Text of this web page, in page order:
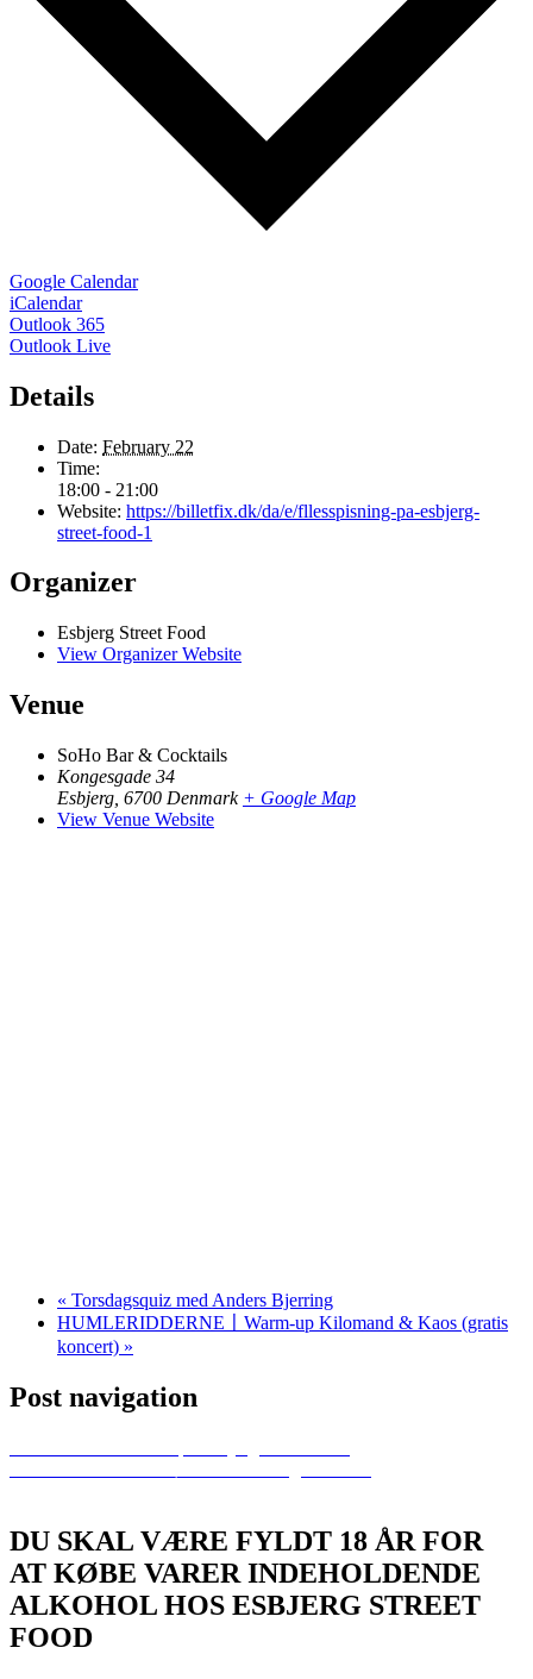
Google Calendar
iCalendar
Outlook 365
Outlook Live
Details
Date: February 22
Time:
18:00 - 21:00
Website: https://billetfix.dk/da/e/fllesspisning-pa-esbjerg-
street-food-1
Organizer
Esbjerg Street Food
View Organizer Website
Venue
SoHo Bar & Cocktails
Kongesgade 34
Esbjerg 6700 Denmark + Google Map
View Venue Website
« Torsdagsquiz med Anders Bjerring
HUMLERIDDERNE〡Warm-up Kilomand & Kaos (gratis
koncert) »
Post navigation
DU SKAL VÆRE FYLDT 18 ÅR FOR
AT KØBE VARER INDEHOLDENDE
ALKOHOL HOS ESBJERG STREET
FOOD